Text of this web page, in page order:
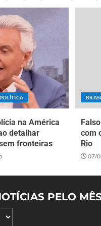
POLÍTICA
na América
detalhar
fronteiras
com
Rio
07/
PELO